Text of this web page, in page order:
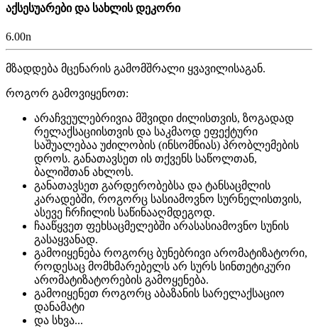
აქსესუარები და სახლის დეკორი
6.00n
მზადდება მცენარის გამომშრალი ყვავილისაგან.
როგორ გამოვიყენოთ:
არაჩვეულებრივია მშვიდი ძილისთვის, ზოგადად
რელაქსაციისთვის და საკმაოდ ეფექტური
საშუალებაა უძილობის (ინსომნიას) პრობლემების
დროს. განათავსეთ ის თქვენს საწოლთან,
ბალიშთან ახლოს.
განათავსეთ გარდერობებსა და ტანსაცმლის
კარადებში, როგორც სასიამოვნო სურნელისთვის,
ასევე ჩრჩილის საწინააღმდეგოდ.
ჩააწყვეთ ფეხსაცმელებში არასასიამოვნო სუნის
გასაყვანად.
გამოიყენება როგორც ბუნებრივი არომატიზატორი,
როდესაც მომხმარებელს არ სურს სინთეტიკური
არომატიზატორების გამოყენება.
გამოიყენეთ როგორც აბაზანის სარელაქსაციო
დანამატი
და სხვა...